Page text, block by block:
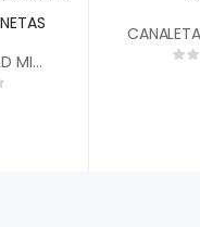
CASE LINKWORLD MICRO ATX NEGRO FUENTE 500W + MOUSE + CORNETAS